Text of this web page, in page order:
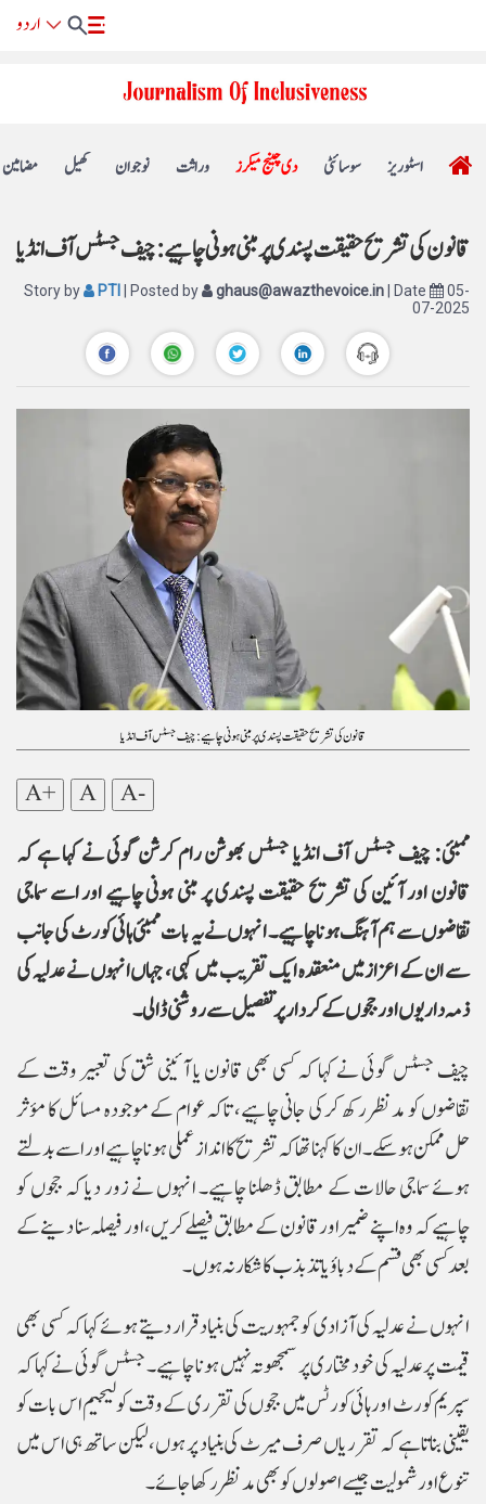
مضامین کھیل نوجوان وراثت دی چینج میکرز سوسائٹی اسٹوریز
قانون کی تشریح حقیقت پسندی پر مبنی ہونی چاہیے: چیف جسٹس آف انڈیا
Story by PTI | Posted by ghaus@awazthevoice.in | Date
05-
07-2025
قانون کی تشریح حقیقت پسندی پر مبنی ہونی چاہیے: چیف جسٹس آف انڈیا
A+ A A-
ممبئی: چیف جسٹس آف انڈیا جسٹس بھوشن رام کرشن گوئی نے کہا ہے کہ
قانون اور آئین کی تشریح حقیقت پسندی پر مبنی ہونی چاہیے اور اسے سماجی
تقاضوں سے ہم آہنگ ہونا چاہیے۔ انہوں نے یہ بات ممبئی ہائی کورٹ کی جانب
سے ان کے اعزاز میں منعقدہ ایک تقریب میں کہی، جہاں انہوں نے عدلیہ کی
ذمہ داریوں اور ججوں کے کردار پر تفصیل سے روشنی ڈالی۔
چیف جسٹس گوئی نے کہا کہ کسی بھی قانون یا آئینی شق کی تعبیر وقت کے
تقاضوں کو مدنظر رکھ کر کی جانی چاہیے، تاکہ عوام کے موجودہ مسائل کا مؤثر
حل ممکن ہو سکے۔ ان کا کہنا تھا کہ تشریح کا انداز عملی ہونا چاہیے اور اسے بدلتے
ہوئے سماجی حالات کے مطابق ڈھلنا چاہیے۔ انہوں نے زور دیا کہ ججوں کو
چاہیے کہ وہ اپنے ضمیر اور قانون کے مطابق فیصلے کریں، اور فیصلہ سنا دینے کے
بعد کسی بھی قسم کے دباؤ یا تذبذب کا شکار نہ ہوں۔
انہوں نے عدلیہ کی آزادی کو جمہوریت کی بنیاد قرار دیتے ہوئے کہا کہ کسی بھی
قیمت پر عدلیہ کی خودمختاری پر سمجھوتہ نہیں ہونا چاہیے۔ جسٹس گوئی نے کہا کہ
سپریم کورٹ اور ہائی کورٹس میں ججوں کی تقرری کے وقت کولیجیم اس بات کو
یقینی بناتا ہے کہ تقرریاں صرف میرٹ کی بنیاد پر ہوں، لیکن ساتھ ہی اس میں
تنوع اور شمولیت جیسے اصولوں کو بھی مدنظر رکھا جائے۔